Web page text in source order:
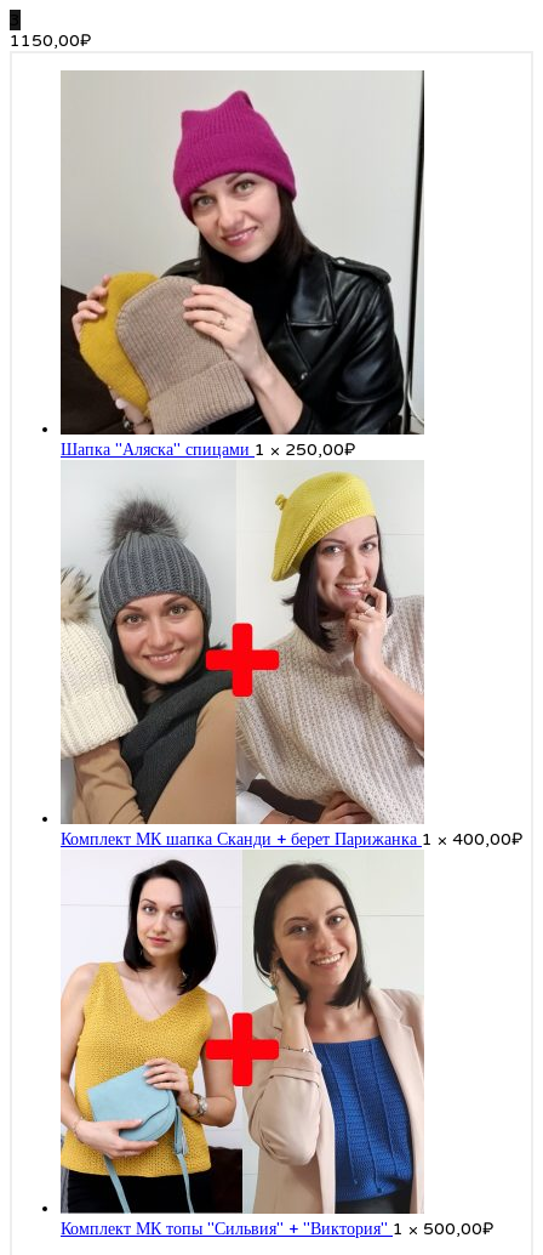
3
1150,00₽
Шапка "Аляска" спицами 1 × 250,00₽
Комплект МК шапка Сканди + берет Парижанка 1 × 400,00₽
Комплект МК топы "Сильвия" + "Виктория" 1 × 500,00₽